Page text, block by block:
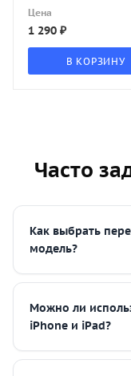
Цена
1 290 ₽
В КОРЗИНУ
Часто
Как выбрать
модель?
Можно ли
iPhone и iPad?